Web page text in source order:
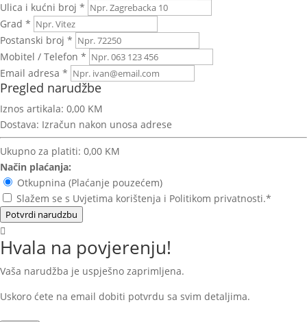
Ulica i kućni broj *
Grad *
Postanski broj *
Mobitel / Telefon *
Email adresa *
Pregled narudžbe
Iznos artikala: 0,00 KM
Dostava: Izračun nakon unosa adrese
Ukupno za platiti: 0,00 KM
Način plaćanja:
Otkupnina (Plaćanje pouzećem)
Slažem se s Uvjetima korištenja i Politikom privatnosti.*
Potvrdi narudzbu
Hvala na povjerenju!
Vaša narudžba je uspješno zaprimljena.
Uskoro ćete na email dobiti potvrdu sa svim detaljima.